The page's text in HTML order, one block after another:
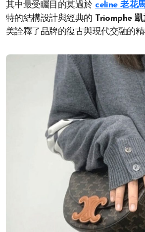
其中最受矚目的莫過於 celine 老花
特的結構設計與經典的 Triomphe
美詮釋了品牌的復古與現代交融的精